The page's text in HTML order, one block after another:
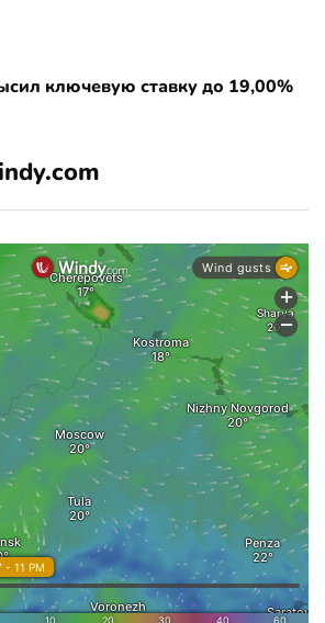
ключевую ставку до 19,00%